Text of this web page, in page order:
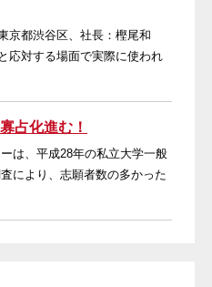
京都渋谷区、社長：樫尾和
応対する場面で実際に使われ
占化進む！
は、平成28年の私立大学一般
により、志願者数の多かった